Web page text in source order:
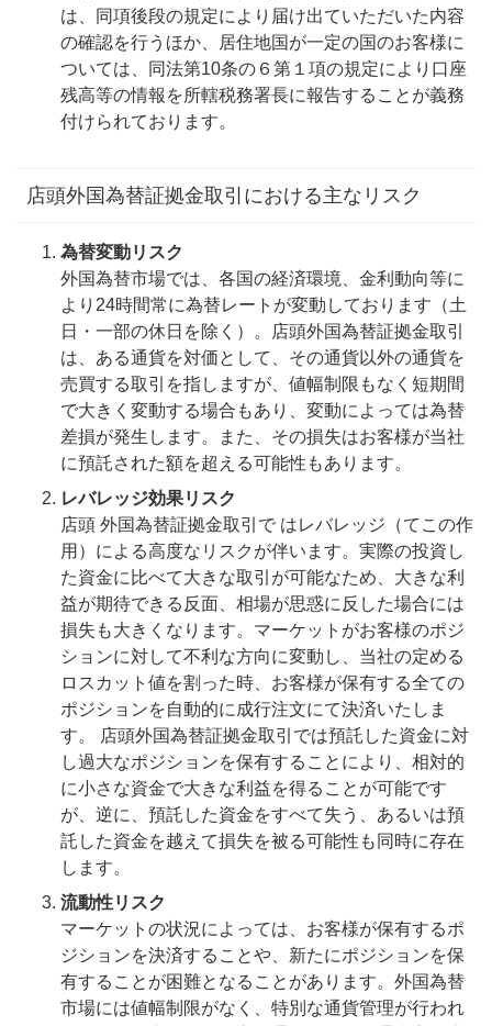
は、同項後段の規定により届け出ていただいた内容
の確認を行うほか、居住地国が一定の国のお客様に
ついては、同法第10条の６第１項の規定により口座
残高等の情報を所轄税務署長に報告することが義務
付けられております。
店頭外国為替証拠金取引における主なリスク
為替変動リスク
外国為替市場では、各国の経済環境、金利動向等に
より24時間常に為替レートが変動しております（土
日・一部の休日を除く）。店頭外国為替証拠金取引
は、ある通貨を対価として、その通貨以外の通貨を
売買する取引を指しますが、値幅制限もなく短期間
で大きく変動する場合もあり、変動によっては為替
差損が発生します。また、その損失はお客様が当社
に預託された額を超える可能性もあります。
レバレッジ効果リスク
店頭 外国為替証拠金取引で はレバレッジ（てこの作
用）による高度なリスクが伴います。実際の投資し
た資金に比べて大きな取引が可能なため、大きな利
益が期待できる反面、相場が思惑に反した場合には
損失も大きくなります。マーケットがお客様のポジ
ションに対して不利な方向に変動し、当社の定める
ロスカット値を割った時、お客様が保有する全ての
ポジションを自動的に成行注文にて決済いたしま
す。 店頭外国為替証拠金取引では預託した資金に対
し過大なポジションを保有することにより、相対的
に小さな資金で大きな利益を得ることが可能です
が、逆に、預託した資金をすべて失う、あるいは預
託した資金を越えて損失を被る可能性も同時に存在
します。
流動性リスク
マーケットの状況によっては、お客様が保有するポ
ジションを決済することや、新たにポジションを保
有することが困難となることがあります。外国為替
市場には値幅制限がなく、特別な通貨管理が行われ